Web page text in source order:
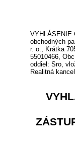
VYHLÁSENIE
obchodných
r. o., Krátka
55010466,
oddiel: Sro,
Realitná